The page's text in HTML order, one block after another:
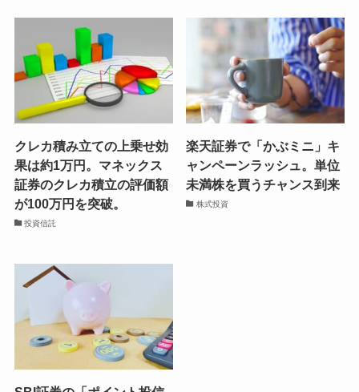
クレカ積み立ての上乗せ効
果は約1万円。マネックス
証券のクレカ積立の評価額
が100万円を突破。
投資信託
楽天証券で「かぶミニ」キ
ャンペーンラッシュ。単位
未満株を買うチャンス到来
株式投資